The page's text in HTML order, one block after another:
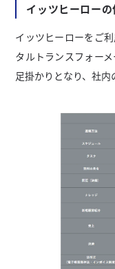
イッツヒーロー
イッツヒーローをご
タルトランスフォー
足掛かりとなり、社内